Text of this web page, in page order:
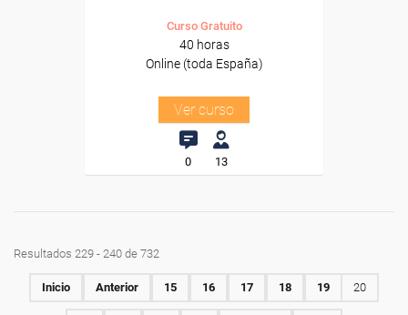
Curso Gratuito
40 horas
Online (toda España)
Ver curso
0 13
Resultados 229 - 240 de 732
Inicio Anterior 15 16 17 18 19 20